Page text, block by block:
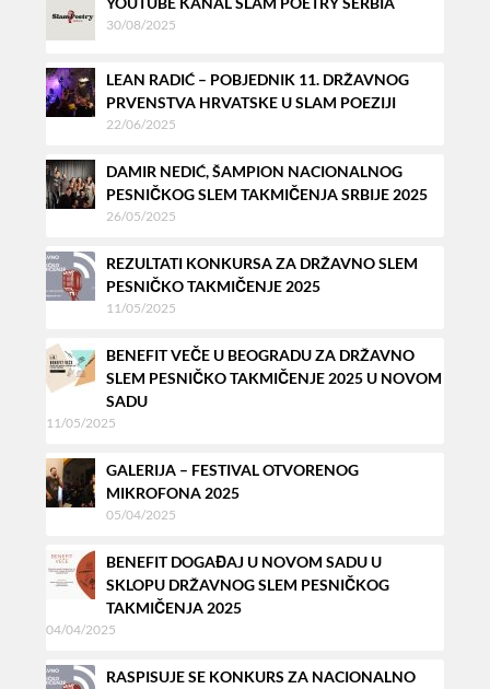
30/08/2025
LEAN RADIĆ – POBJEDNIK 11. DRŽAVNOG
PRVENSTVA HRVATSKE U SLAM POEZIJI
22/06/2025
DAMIR NEDIĆ, ŠAMPION NACIONALNOG
PESNIČKOG SLEM TAKMIČENJA SRBIJE 2025
26/05/2025
REZULTATI KONKURSA ZA DRŽAVNO SLEM
PESNIČKO TAKMIČENJE 2025
11/05/2025
BENEFIT VEČE U BEOGRADU ZA DRŽAVNO
SLEM PESNIČKO TAKMIČENJE 2025 U NOVOM
SADU
11/05/2025
GALERIJA – FESTIVAL OTVORENOG
MIKROFONA 2025
05/04/2025
BENEFIT DOGAĐAJ U NOVOM SADU U
SKLOPU DRŽAVNOG SLEM PESNIČKOG
TAKMIČENJA 2025
04/04/2025
RASPISUJE SE KONKURS ZA NACIONALNO